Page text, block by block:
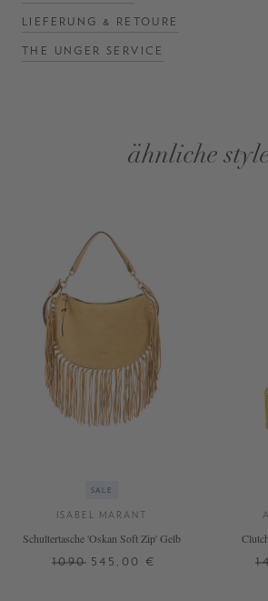
LIEFERUNG & RETOURE
THE UNGER SERVICE
ähnliche
SALE
ISABEL MARANT
Schultertasche 'Oskan Soft Zip' Gelb
1090 545,00 €